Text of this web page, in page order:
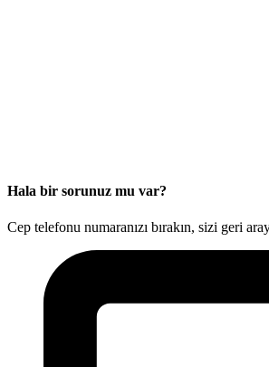
Hala bir sorunuz mu var?
Cep telefonu numaranızı bırakın, sizi geri